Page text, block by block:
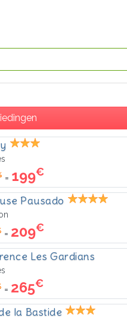
= 199€
Pausado
= 209€
Les Gardians
= 265€
la Bastide